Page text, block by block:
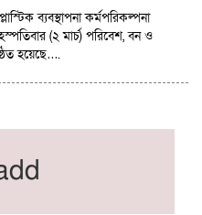
ব্যবস্থাপনা কর্মপরিকল্পনা
(২ মার্চ) পরিবেশ, বন ও
হয়েছে….